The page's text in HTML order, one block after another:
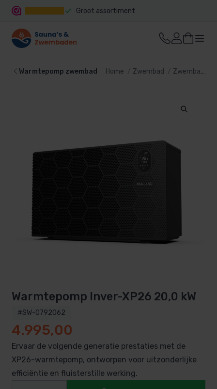
Groot assortiment
Warmtepomp zwembad Home Zwembad Zwembad verwarming
Warmtepomp Inver-XP26 20,0 kW
#SW-0792062
4.995,00
Ervaar de volgende generatie prestaties met de
XP26-warmtepomp, ontworpen voor uitzonderlijke
efficiëntie en fluisterstille werking.